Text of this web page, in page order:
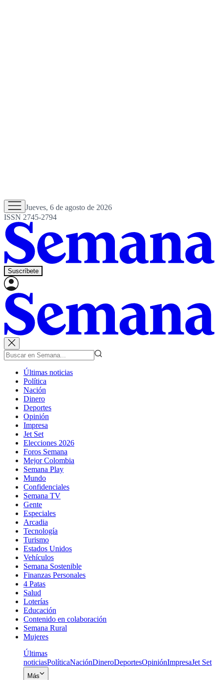
Jueves, 6 de agosto de 2026
ISSN 2745-2794
Suscríbete
Últimas noticias
Política
Nación
Dinero
Deportes
Opinión
Impresa
Jet Set
Elecciones 2026
Foros Semana
Mejor Colombia
Semana Play
Mundo
Confidenciales
Semana TV
Gente
Especiales
Arcadia
Tecnología
Turismo
Estados Unidos
Vehículos
Semana Sostenible
Finanzas Personales
4 Patas
Salud
Loterías
Educación
Contenido en colaboración
Semana Rural
Mujeres
Últimas
noticiasPolíticaNaciónDineroDeportesOpiniónImpresaJet Set
Más